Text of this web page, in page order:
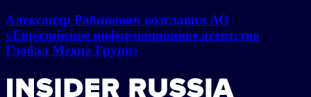
Александр Рабинович возглавил АО
«Евразийское информационное агентство
Глобал Медиа Групп»